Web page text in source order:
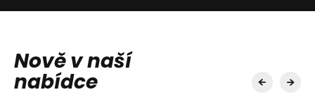
Nově v naší
nabídce